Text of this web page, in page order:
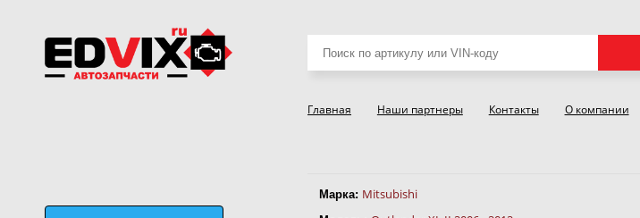
товаров
Главная Наши партнеры Контакты О компании
Марка: Mitsubishi